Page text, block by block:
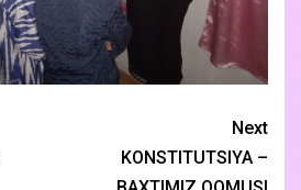
Next
KONSTITUTSIYA –